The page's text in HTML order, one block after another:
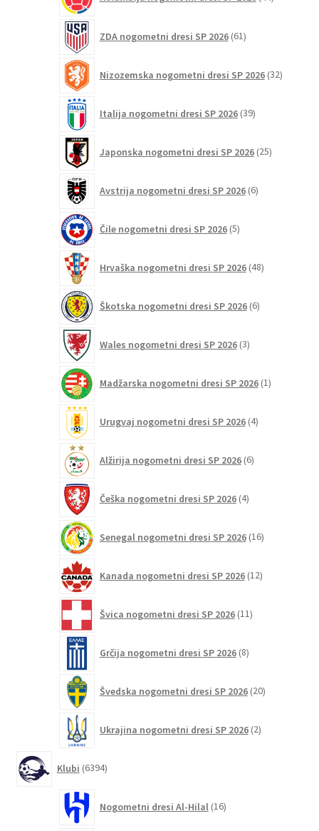
izdelkov
ZDA nogometni dresi SP 2026 61izdelkov
Nizozemska nogometni dresi SP 2026 32izdelkov
Italija nogometni dresi SP 2026 39izdelkov
Japonska nogometni dresi SP 2026 25izdelkov
Avstrija nogometni dresi SP 2026 6izdelkov
Čile nogometni dresi SP 2026 5izdelkov
Hrvaška nogometni dresi SP 2026 48izdelkov
Škotska nogometni dresi SP 2026 6izdelkov
Wales nogometni dresi SP 2026 3izdelki
Madžarska nogometni dresi SP 2026 1izdelek
Urugvaj nogometni dresi SP 2026 4izdelki
Alžirija nogometni dresi SP 2026 6izdelkov
Češka nogometni dresi SP 2026 4izdelki
Senegal nogometni dresi SP 2026 16izdelkov
Kanada nogometni dresi SP 2026 12izdelkov
Švica nogometni dresi SP 2026 11izdelkov
Grčija nogometni dresi SP 2026 8izdelkov
Švedska nogometni dresi SP 2026 20izdelkov
Ukrajina nogometni dresi SP 2026 2izdelka
Klubi 6394izdelkov
Nogometni dresi Al-Hilal 16izdelkov